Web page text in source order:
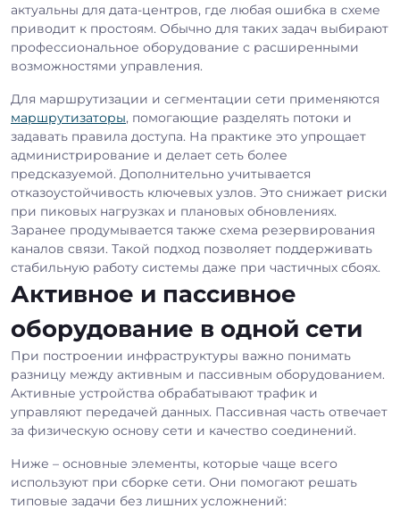
актуальны для дата-центров, где любая ошибка в схеме
приводит к простоям. Обычно для таких задач выбирают
профессиональное оборудование с расширенными
возможностями управления.
Для маршрутизации и сегментации сети применяются
маршрутизаторы, помогающие разделять потоки и
задавать правила доступа. На практике это упрощает
администрирование и делает сеть более
предсказуемой. Дополнительно учитывается
отказоустойчивость ключевых узлов. Это снижает риски
при пиковых нагрузках и плановых обновлениях.
Заранее продумывается также схема резервирования
каналов связи. Такой подход позволяет поддерживать
стабильную работу системы даже при частичных сбоях.
Активное и пассивное
оборудование в одной сети
При построении инфраструктуры важно понимать
разницу между активным и пассивным оборудованием.
Активные устройства обрабатывают трафик и
управляют передачей данных. Пассивная часть отвечает
за физическую основу сети и качество соединений.
Ниже – основные элементы, которые чаще всего
используют при сборке сети. Они помогают решать
типовые задачи без лишних усложнений: